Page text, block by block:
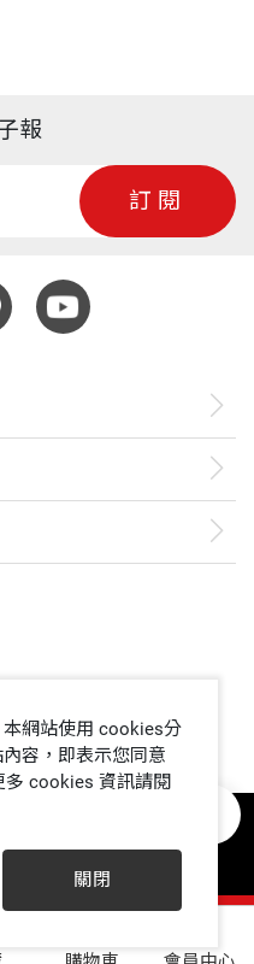
報
訂閱
網站使用 cookies分
容，即表示您同意
cookies 資訊請閱
關閉